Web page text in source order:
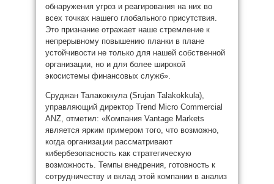
обнаружения угроз и реагирования на них во
всех точках нашего глобального присутствия.
Это признание отражает наше стремление к
непрерывному повышению планки в плане
устойчивости не только для нашей собственной
организации, но и для более широкой
экосистемы финансовых служб».
Сруджан Талакоккула (Srujan Talakokkula),
управляющий директор Trend Micro Commercial
ANZ, отметил: «Компания Vantage Markets
является ярким примером того, что возможно,
когда организации рассматривают
кибербезопасность как стратегическую
возможность. Темпы внедрения, готовность к
сотрудничеству и вклад этой компании в анализ